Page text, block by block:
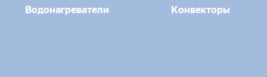
Водонагреватели Конвекторы